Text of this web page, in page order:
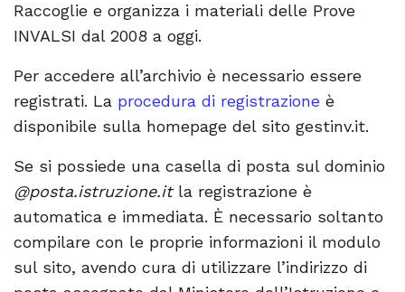
Raccoglie e organizza i materiali delle Prove
INVALSI dal 2008 a oggi.
Per accedere all’archivio è necessario essere
registrati. La procedura di registrazione è
disponibile sulla homepage del sito gestinv.it.
Se si possiede una casella di posta sul dominio
@posta.istruzione.itla registrazione è
automatica e immediata. È necessario soltanto
compilare con le proprie informazioni il modulo
sul sito, avendo cura di utilizzare l’indirizzo di